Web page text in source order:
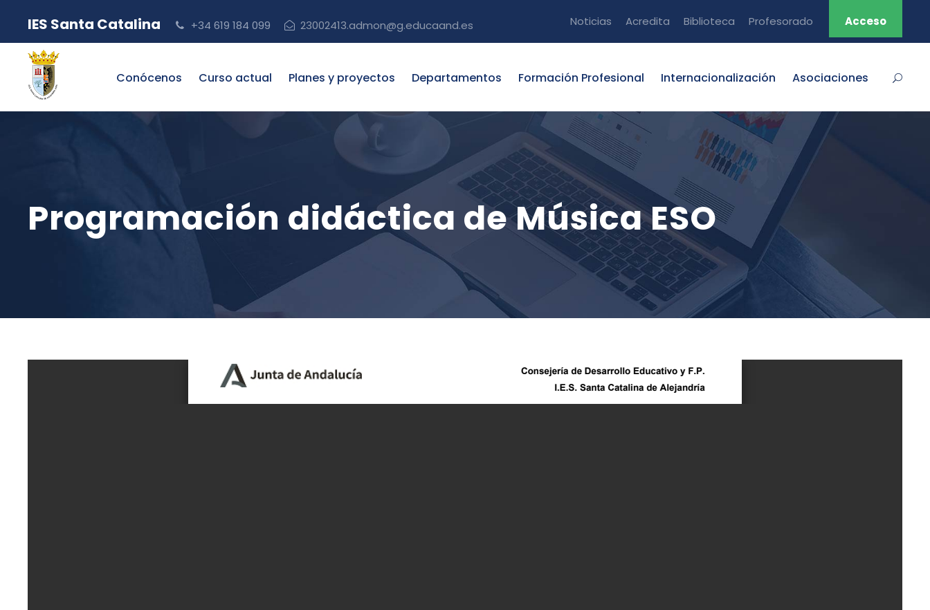
IES Santa Catalina +34 619 184 099 23002413.admon@g.educaand.es Noticias Acredita Biblioteca Profesorado Acceso
Conócenos Curso actual Planes y proyectos Departamentos Formación Profesional Internacionalización Asociaciones
Programación didáctica de Música ESO